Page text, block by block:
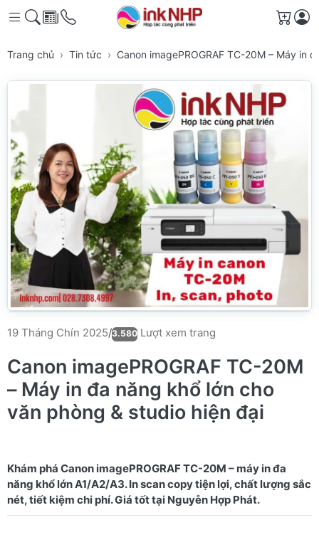
Giỏ
Trang chủ Tin tức Canon imagePROGRAF TC-20M – Máy in
19 Tháng Chín 2025/3.580 Lượt xem trang
Canon imagePROGRAF TC-20M
– Máy in đa năng khổ lớn cho
văn phòng & studio hiện đại
Khám phá Canon imagePROGRAF TC-20M – máy in đa
năng khổ lớn A1/A2/A3. In scan copy tiện lợi, chất lượng sắc